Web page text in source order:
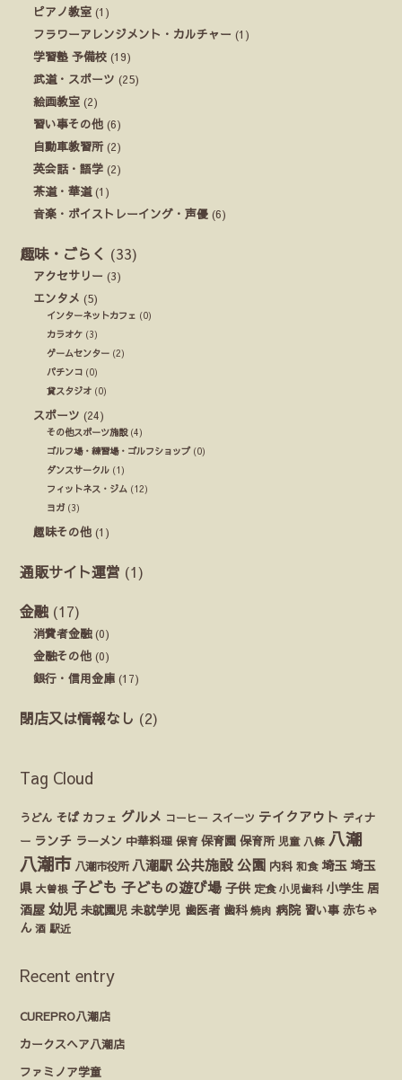
ピアノ教室 (1)
フラワーアレンジメント・カルチャー (1)
学習塾 予備校 (19)
武道・スポーツ (25)
絵画教室 (2)
習い事その他 (6)
自動車教習所(2)
英会話・語学 (2)
茶道・華道(1)
音楽・ボイストレーイング・声優 (6)
趣味・ごらく (33)
アクセサリー (3)
エンタメ (5)
インターネットカフェ (0)
カラオケ (3)
ゲームセンター (2)
パチンコ (0)
貸スタジオ (0)
スポーツ (24)
その他スポーツ施設(4)
ゴルフ場・練習場・ゴルフショップ(0)
ダンスサークル (1)
フィットネス・ジム (12)
ヨガ (3)
趣味その他 (1)
通販サイト運営 (1)
金融 (17)
消費者金融(0)
金融その他 (0)
銀行・信用金庫 (17)
閉店又は情報なし (2)
Tag Cloud
うどん そば カフェ グルメ コーヒー スイーツ テイクアウト ディナ
ー ランチ ラーメン 中華料理 保育 保育園 保育所 児童 八條 八潮
八潮市 八潮市役所 八潮駅 公共施設 公園 内科 和食 埼玉 埼玉
県 大曽根 子ども 子どもの遊び場 子供 定食 小児歯科 小学生 居
酒屋 幼児 未就園児 未就学児 歯医者 歯科 焼肉 病院 習い事 赤ちゃ
ん 酒 駅近
Recent entry
CUREPRO八潮店
カークスヘア八潮店
ファミノア学童